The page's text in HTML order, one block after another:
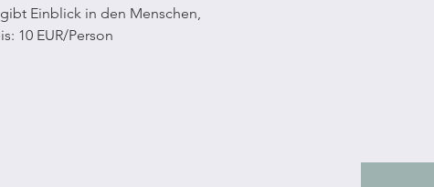
Einblick in den Menschen,
10 EUR/Person